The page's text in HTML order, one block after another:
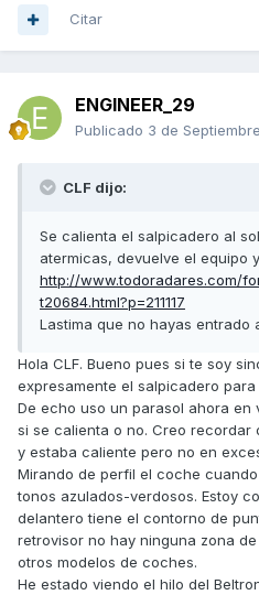
Citar
ENGINEER_29
Publicado 3 de
CLF dijo:
Se calienta el salpicadero al
atermicas, devuelve el equipo
http://www.todoradares.com/
t20684.html?p=211117
Lastima que no hayas entrado
Hola CLF. Bueno pues si te soy
expresamente el salpicadero
De echo uso un parasol ahora
si se calienta o no. Creo recordar
y estaba caliente pero no en
Mirando de perfil el coche
tonos azulados-verdosos. Estoy
delantero tiene el contorno de
retrovisor no hay ninguna zona
otros modelos de coches.
He estado viendo el hilo del